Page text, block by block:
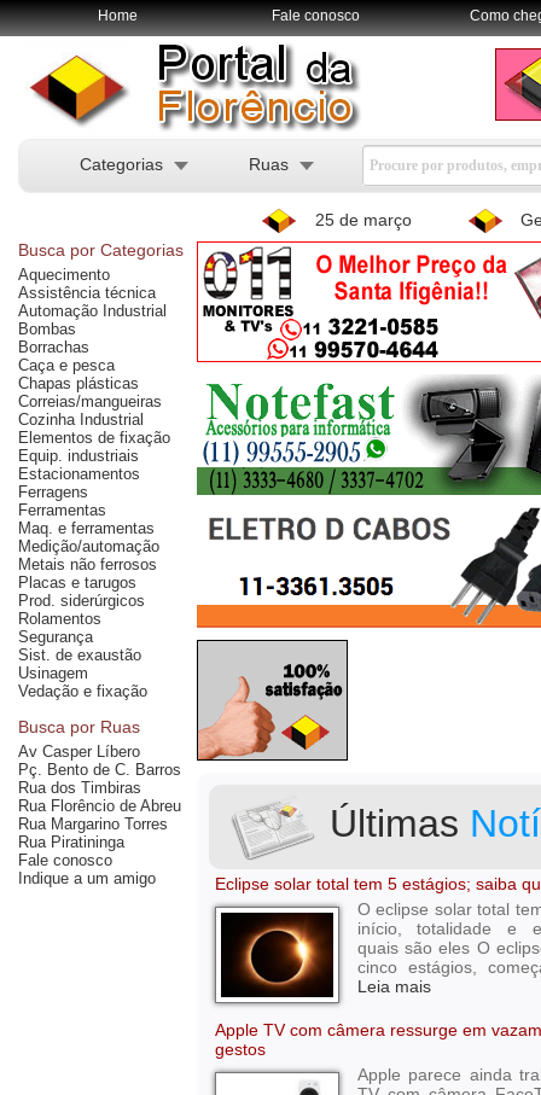
Home Fale conosco Como
Categorias Ruas
25 de março
Busca por Categorias
Aquecimento
Assistência técnica
Automação Industrial
Bombas
Borrachas
Caça e pesca
Chapas plásticas
Correias/mangueiras
Cozinha Industrial
Elementos de fixação
Equip. industriais
Estacionamentos
Ferragens
Ferramentas
Maq. e ferramentas
Medição/automação
Metais não ferrosos
Placas e tarugos
Prod. siderúrgicos
Rolamentos
Segurança
Sist. de exaustão
Usinagem
Vedação e fixação
Busca por Ruas
Av Casper Líbero
Pç. Bento de C. Barros
Rua dos Timbiras
Rua Florêncio de Abreu
Rua Margarino Torres
Rua Piratininga
Fale conosco
Indique a um amigo
Últimas
Eclipse solar total tem 5 estágios; saiba
O eclipse solar total
início, totalidade e
quais são eles O
cinco estágios,
Leia mais
Apple TV com câmera ressurge em
gestos
Apple parece ainda